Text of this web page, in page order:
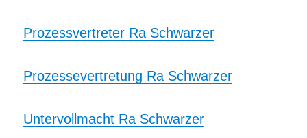
Prozessvertreter Ra Schwarzer
Prozessevertretung Ra Schwarzer
Untervollmacht Ra Schwarzer